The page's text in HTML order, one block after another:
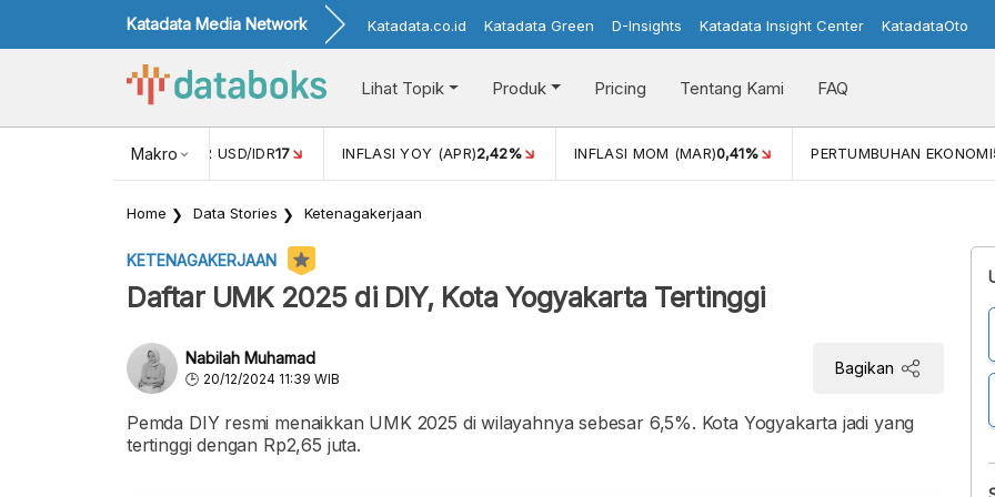
Katadata Media Network Katadata.co.id Katadata Green D-Insights Katadata Insight Center KatadataOto
Lihat Topik Produk Pricing Tentang Kami FAQ
Makro
NILAI TUKAR USD/IDR17 INFLASI YOY (APR)2,42% INFLASI MOM (MAR)0,41% PERTUMBUHAN EKONOMI
Home Data Stories Ketenagakerjaan
KETENAGAKERJAAN
Daftar UMK 2025 di DIY, Kota Yogyakarta Tertinggi
Nabilah Muhamad
20/12/2024 11:39 WIB
Bagikan
Pemda DIY resmi menaikkan UMK 2025 di wilayahnya sebesar 6,5%. Kota Yogyakarta jadi yang
tertinggi dengan Rp2,65 juta.